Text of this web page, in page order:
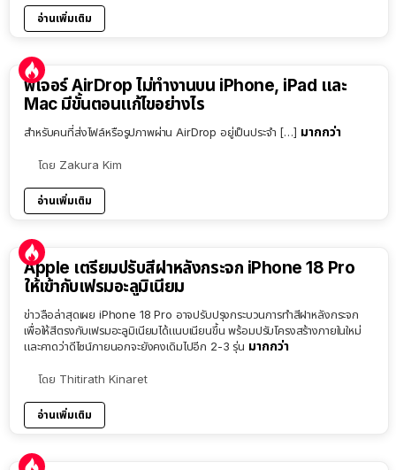
อ่านเพิ่มเติม
ฟีเจอร์ AirDrop ไม่ทำงานบน iPhone, iPad และ
Mac มีขั้นตอนแก้ไขอย่างไร
สำหรับคนที่ส่งไฟล์หรือรูปภาพผ่าน AirDrop อยู่เป็นประจำ […] มากกว่า
โดย Zakura Kim
อ่านเพิ่มเติม
Apple เตรียมปรับสีฝาหลังกระจก iPhone 18 Pro
ให้เข้ากับเฟรมอะลูมิเนียม
ข่าวลือล่าสุดเผย iPhone 18 Pro อาจปรับปรุงกระบวนการทำสีฝาหลังกระจก
เพื่อให้สีตรงกับเฟรมอะลูมิเนียมได้แนบเนียนขึ้น พร้อมปรับโครงสร้างภายในใหม่
และคาดว่าดีไซน์ภายนอกจะยังคงเดิมไปอีก 2-3 รุ่น มากกว่า
โดย Thitirath Kinaret
อ่านเพิ่มเติม